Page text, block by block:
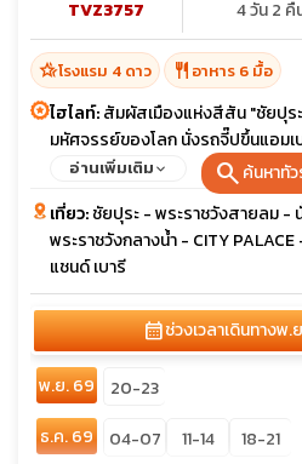
searchค้นหาทั
TVZ3757
4 วัน 2 คื
hotel_classโรงแรม 4 ดาว restaurant อาหาร 6 มื้อ
ไฮไลท์:สัมผัสเมืองแห่งสีสัน "ชัยปุร
มหัศจรรย์ของโลก นั่งรถจี๊ปขึ้นแอม
พระราชวังสายลม พระราชวังกลางน้
อ่านเพิ่มเติม
เที่ยว:ชัยปุระ - พระราชวังสายลม
พระราชวังกลางน้ำ - CITY
แชนด์ เบารี
calendar_monthช่วงเวลาเดินทางพ.
พ.ย. 69
20-23
ธ.ค. 69
04-07 11-14
18-21